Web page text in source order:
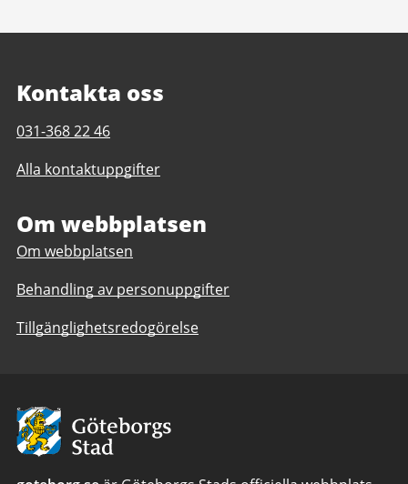
Kontakta oss
Telefonnummer
Lilla
bad
031-368 22 46
Alla kontaktuppgifter
Om webbplatsen
Om webbplatsen
Behandling av personuppgifter
Tillgänglighetsredogörelse
Avsändare:
Göteborgs
Stad